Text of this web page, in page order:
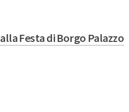
Festa di Borgo Palazzo